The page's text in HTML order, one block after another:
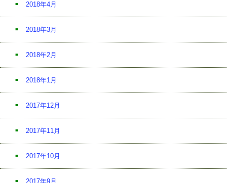
2018年4月
2018年3月
2018年2月
2018年1月
2017年12月
2017年11月
2017年10月
2017年9月